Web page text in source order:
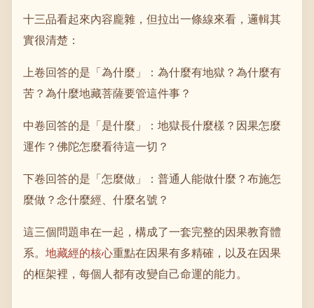
十三品看起來內容龐雜，但拉出一條線來看，邏輯其
實很清楚：
上卷回答的是「為什麼」：為什麼有地獄？為什麼有
苦？為什麼地藏菩薩要管這件事？
中卷回答的是「是什麼」：地獄長什麼樣？因果怎麼
運作？佛陀怎麼看待這一切？
下卷回答的是「怎麼做」：普通人能做什麼？布施怎
麼做？念什麼經、什麼名號？
這三個問題串在一起，構成了一套完整的因果教育體
系。 地藏經的核心重點在因果有多精確，以及在因果
的框架裡，每個人都有改變自己命運的能力。